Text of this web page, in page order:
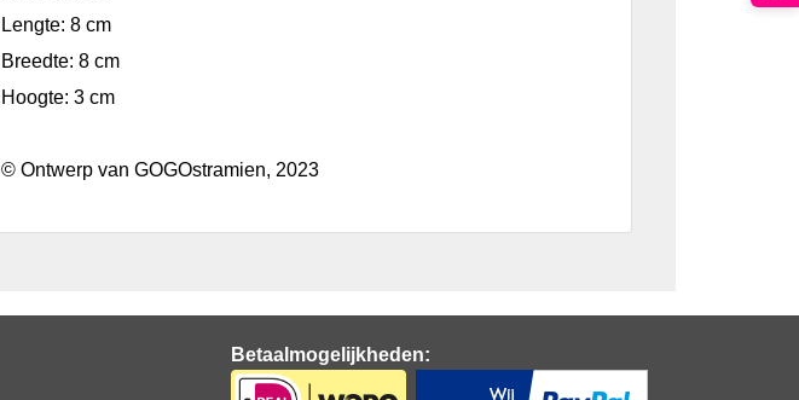
Lengte: 8 cm
Breedte: 8 cm
Hoogte: 3 cm
© Ontwerp van GOGOstramien, 2023
Betaalmogelijkheden: